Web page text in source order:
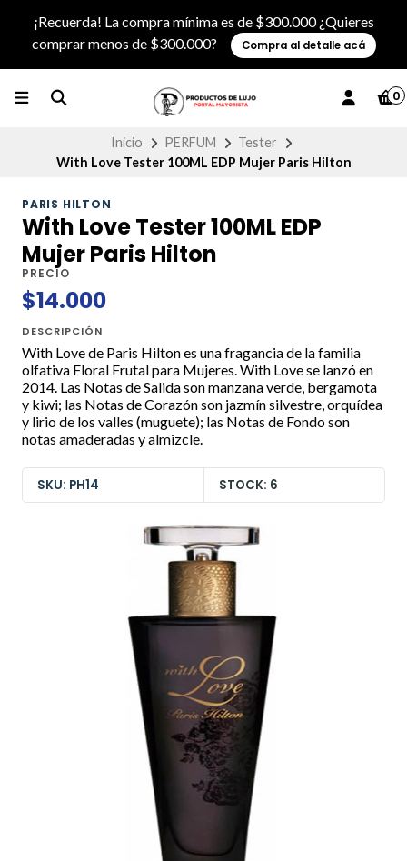
¡Recuerda! La compra mínima es de $300.000 ¿Quieres
comprar menos de $300.000?
Compra al detalle acá
0
Inicio PERFUM
Tester
With Love Tester 100ML EDP Mujer Paris Hilton
PARIS HILTON
With Love Tester 100ML EDP
Mujer Paris Hilton
PRECIO
$14.000
DESCRIPCIÓN
With Love de Paris Hilton es una fragancia de la familia
olfativa Floral Frutal para Mujeres. With Love se lanzó en
2014. Las Notas de Salida son manzana verde, bergamota
y kiwi; las Notas de Corazón son jazmín silvestre, orquídea
y lirio de los valles (muguete); las Notas de Fondo son
notas amaderadas y almizcle.
SKU: PH14 STOCK: 6